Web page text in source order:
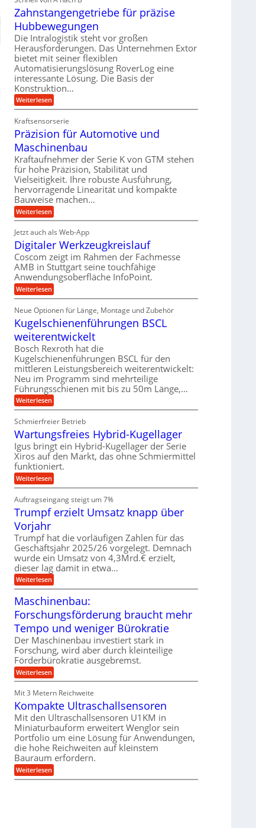
V
e
r
g
l
e
i
c
h
u
g
e
l
g
e
w
i
n
d
e
r
i
e
b
e
f
ü
r
r
a
u
e
U
m
g
e
b
n
g
e
n
r
t
m
s
a
t
z
u
n
d
A
u
f
t
r
a
g
s
i
n
g
a
n
g
h
A
r
b
e
i
t
s
l
o
s
e
,
w
e
n
i
g
e
r
S
t
e
l
l
n
Zahnstangengetriebe für präzise
Hubbewegungen
Die Intralogistik steht vor großen
Herausforderungen. Das Unternehmen Extor
bietet mit seiner flexiblen
Automatisierungslösung RoverLog eine
interessante Lösung. Die Basis der
Konstruktion…
Weiterlesen:
Z
h
n
s
t
a
n
g
e
n
g
e
t
r
i
b
e
f
ü
r
p
r
z
i
e
H
u
b
b
e
w
e
g
n
g
e
n
Kraftsensorserie
Präzision für Automotive und
Maschinenbau
Kraftaufnehmer der Serie K von GTM stehen
für hohe Präzision, Stabilität und
Vielseitigkeit. Ihre robuste Ausführung,
hervorragende Linearität und kompakte
Bauweise machen…
Weiterlesen:
P
ä
z
i
s
i
o
n
f
ü
r
A
u
t
o
m
o
i
v
e
u
n
d
M
a
s
c
h
i
n
e
b
u
Jetzt auch als Web-App
Digitaler Werkzeugkreislauf
Coscom zeigt im Rahmen der Fachmesse
AMB in Stuttgart seine touchfähige
Anwendungsoberfläche InfoPoint.
Weiterlesen:
D
g
i
t
a
l
e
r
W
e
r
k
z
e
u
k
r
e
s
l
a
f
Neue Optionen für Länge, Montage und Zubehör
Kugelschienenführungen BSCL
weiterentwickelt
Bosch Rexroth hat die
Kugelschienenführungen BSCL für den
mittleren Leistungsbereich weiterentwickelt:
Neu im Programm sind mehrteilige
Führungsschienen mit bis zu 50m Länge,…
Weiterlesen:
K
g
e
l
s
c
h
i
e
n
e
r
u
n
g
e
n
B
S
C
L
e
i
t
e
r
e
n
w
i
c
k
e
l
t
Schmierfreier Betrieb
Wartungsfreies Hybrid-Kugellager
Igus bringt ein Hybrid-Kugellager der Serie
Xiros auf den Markt, das ohne Schmiermittel
funktioniert.
Weiterlesen:
W
r
u
g
s
f
r
e
i
e
H
b
r
i
d
-
K
u
g
e
l
a
g
e
Auftragseingang steigt um 7%
Trumpf erzielt Umsatz knapp über
Vorjahr
Trumpf hat die vorläufigen Zahlen für das
Geschäftsjahr 2025/26 vorgelegt. Demnach
wurde ein Umsatz von 4,3Mrd.€ erzielt,
dieser lag damit in etwa…
Weiterlesen:
T
u
m
p
f
e
r
z
i
e
l
U
m
s
a
t
z
k
n
a
p
p
Maschinenbau:
Forschungsförderung braucht mehr
Tempo und weniger Bürokratie
Der Maschinenbau investiert stark in
Forschung, wird aber durch kleinteilige
Förderbürokratie ausgebremst.
Weiterlesen:
M
s
c
h
i
n
e
n
b
a
u
:
Mit 3 Metern Reichweite
Kompakte Ultraschallsensoren
Mit den Ultraschallsensoren U1KM in
Miniaturbauform erweitert Wenglor sein
Portfolio um eine Lösung für Anwendungen,
die hohe Reichweiten auf kleinstem
Bauraum erfordern.
Weiterlesen:
K